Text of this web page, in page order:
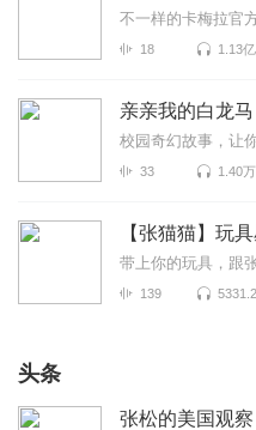
不一样的卡梅拉官
18 1.13亿
亲亲我的白龙
校园奇幻故事，让
33 1.40万
【张猫猫】玩
带上你的玩具，跟
139
头条
张松的美国观察